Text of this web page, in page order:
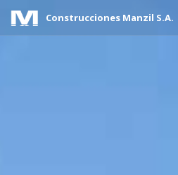
Construcciones Manzil S.A.